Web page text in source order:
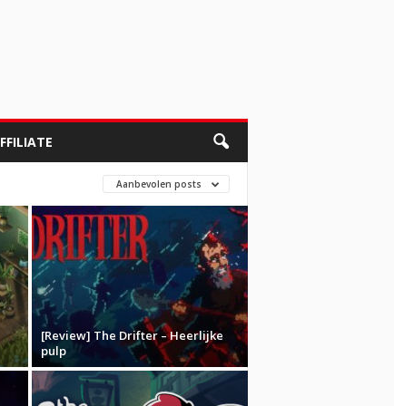
Aanbevolen posts
[Review] The Drifter – Heerlijke
pulp